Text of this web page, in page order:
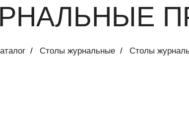
/ Столы журнальные / Столы